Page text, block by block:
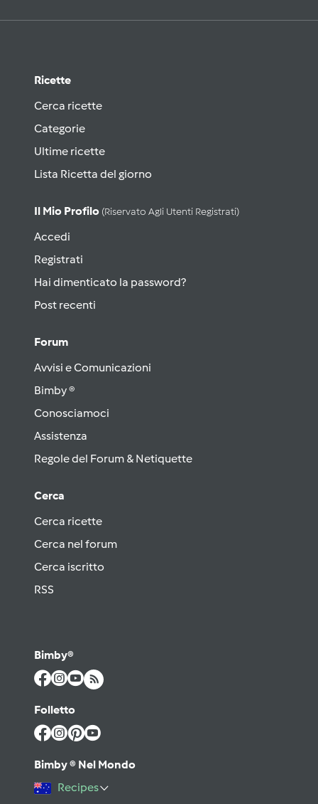
Ricette
Cerca ricette
Categorie
Ultime ricette
Lista Ricetta del giorno
Il Mio Profilo (riservato Agli Utenti Registrati)
Accedi
Registrati
Hai dimenticato la password?
Post recenti
Forum
Avvisi e Comunicazioni
Bimby ®
Conosciamoci
Assistenza
Regole del Forum & Netiquette
Cerca
Cerca ricette
Cerca nel forum
Cerca iscritto
RSS
Bimby®
Folletto
Bimby ® Nel Mondo
Recipes